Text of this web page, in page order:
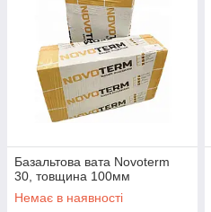
Базальтова вата Novoterm
30, товщина 100мм
Немає в наявності